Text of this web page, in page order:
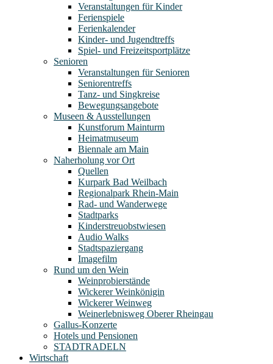
Veranstaltungen für Kinder
Ferienspiele
Ferienkalender
Kinder- und Jugendtreffs
Spiel- und Freizeitsportplätze
Senioren
Veranstaltungen für Senioren
Seniorentreffs
Tanz- und Singkreise
Bewegungsangebote
Museen & Ausstellungen
Kunstforum Mainturm
Heimatmuseum
Biennale am Main
Naherholung vor Ort
Quellen
Kurpark Bad Weilbach
Regionalpark Rhein-Main
Rad- und Wanderwege
Stadtparks
Kinderstreuobstwiesen
Audio Walks
Stadtspaziergang
Imagefilm
Rund um den Wein
Weinprobierstände
Wickerer Weinkönigin
Wickerer Weinweg
Weinerlebnisweg Oberer Rheingau
Gallus-Konzerte
Hotels und Pensionen
STADTRADELN
Wirtschaft